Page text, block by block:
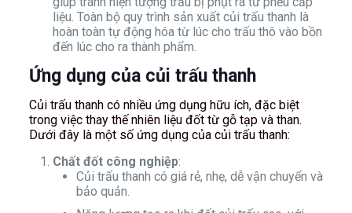
liệu. Toàn bộ quy trình sản xuất củi trấu thanh là
hoàn toàn tự động hóa từ lúc cho trấu thô vào bồn
đến lúc cho ra thành phẩm.
Ứng dụng của củi trấu thanh
Củi trấu thanh có nhiều ứng dụng hữu ích, đặc biệt
trong việc thay thế nhiên liệu đốt từ gỗ tạp và than.
Dưới đây là một số ứng dụng của củi trấu thanh:
Chất đốt công nghiệp:
Củi trấu thanh có giá rẻ, nhẹ, dễ vận chuyển và
bảo quản.